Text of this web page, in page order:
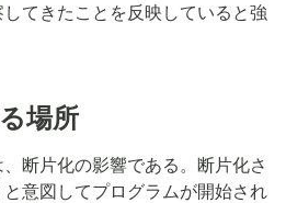
てきたことを反映していると強
場所
断片化の影響である。断片化さ
意図してプログラムが開始され